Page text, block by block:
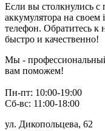
Если вы столкнулись
аккумулятора на
телефон. Обратитесь
быстро и качественно!
Мы -
вам поможем!
Пн-пт: 10:00-19:00
Сб-вс: 11:00-18:00
ул. Дикопольцева, 62